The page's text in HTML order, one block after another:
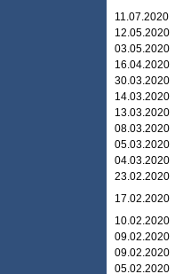
11.07.2020
12.05.2020
03.05.2020
16.04.2020
30.03.2020
14.03.2020
13.03.2020
08.03.2020
05.03.2020
04.03.2020
23.02.2020
17.02.2020
10.02.2020
09.02.2020
09.02.2020
05.02.2020